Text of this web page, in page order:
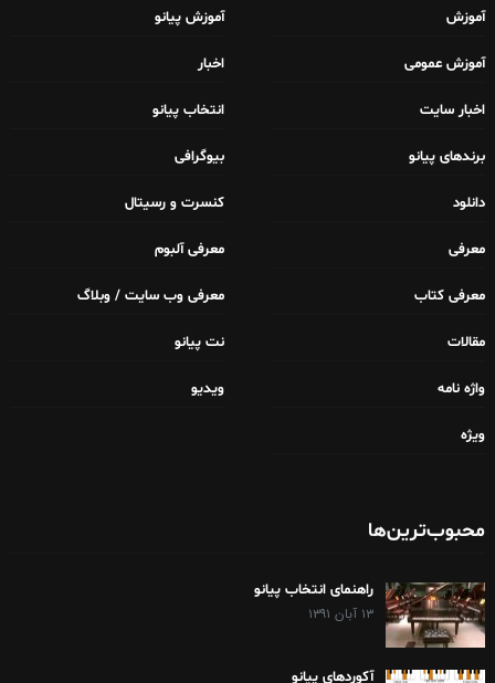
آموزش آموزش پیانو
آموزش عمومی اخبار
اخبار سایت انتخاب پیانو
برندهای پیانو بیوگرافی
دانلود کنسرت و رسیتال
معرفی معرفی آلبوم
معرفی کتاب معرفی وب سایت / وبلاگ
مقالات نت پیانو
واژه نامه ویدیو
ویژه
محبوب‌ترین‌ها
راهنمای انتخاب پیانو
۱۳ آبان ۱۳۹۱
آکوردهای پیانو